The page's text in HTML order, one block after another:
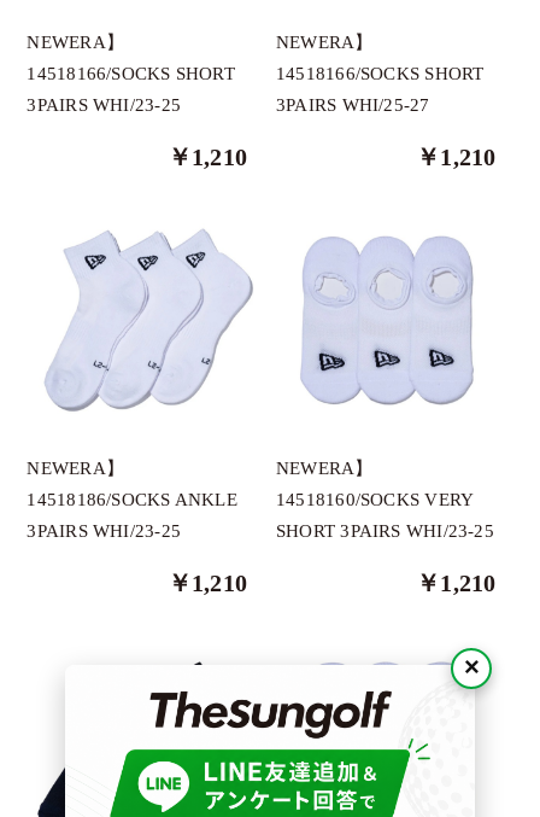
BANDEL
BOGEY LOUNGE
Clasky
DONT PANIC
Docus
DECEMBERMAY
Dragonmyth
GREYSON
ImpRovE
OBSIDIAN
NEWERA】
14518166/SOCKS SHORT
3PAIRS WHI/23-25
￥1,210
NEWERA】
14518166/SOCKS SHORT
3PAIRS WHI/25-27
￥1,210
NEWERA】
14518186/SOCKS ANKLE
3PAIRS WHI/23-25
￥1,210
NEWERA】
14518160/SOCKS VERY
SHORT 3PAIRS WHI/23-25
￥1,210
×